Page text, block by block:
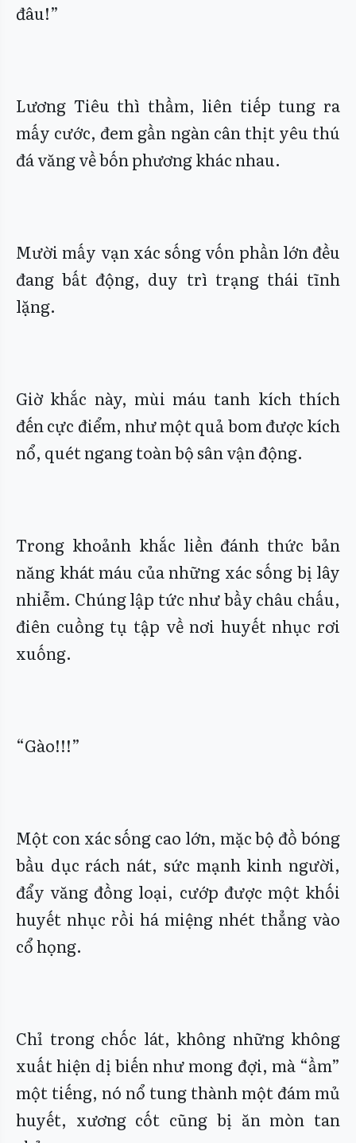
đâu!”
Lương Tiêu thì thầm, liên tiếp tung ra
mấy cước, đem gần ngàn cân thịt yêu thú
đá văng về bốn phương khác nhau.
Mười mấy vạn xác sống vốn phần lớn đều
đang bất động, duy trì trạng thái tĩnh
lặng.
Giờ khắc này, mùi máu tanh kích thích
đến cực điểm, như một quả bom được kích
nổ, quét ngang toàn bộ sân vận động.
Trong khoảnh khắc liền đánh thức bản
năng khát máu của những xác sống bị lây
nhiễm. Chúng lập tức như bầy châu chấu,
điên cuồng tụ tập về nơi huyết nhục rơi
xuống.
“Gào!!!”
Một con xác sống cao lớn, mặc bộ đồ bóng
bầu dục rách nát, sức mạnh kinh người,
đẩy văng đồng loại, cướp được một khối
huyết nhục rồi há miệng nhét thẳng vào
cổ họng.
Chỉ trong chốc lát, không những không
xuất hiện dị biến như mong đợi, mà “ầm”
một tiếng, nó nổ tung thành một đám mủ
huyết, xương cốt cũng bị ăn mòn tan